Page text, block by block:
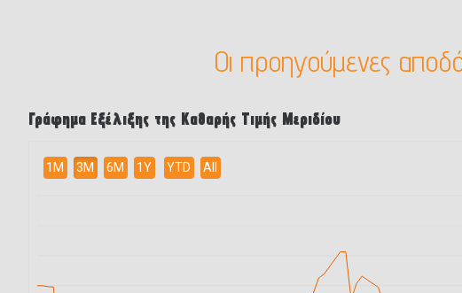
Οι προηγούμενες
Γράφημα Εξέλιξης της Καθαρής Τιμής Μεριδίου
1M 3M 6M 1Y YTD All